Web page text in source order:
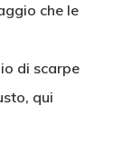
che le
di scarpe
qui